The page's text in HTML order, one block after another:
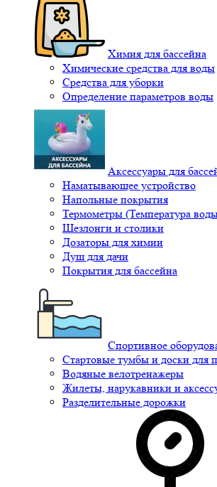
Химия для бассейна
Химические средства для воды
Средства для уборки
Определение параметров воды
Аксессуары для
Наматывающее устройство
Напольные покрытия
Термометры (Температура
Шезлонги и столики
Дозаторы для химии
Душ для дачи
Покрытия для бассейна
Спортивное
Стартовые тумбы и доски для
Водяные велотренажеры
Жилеты, нарукавники и
Разделительные дорожки